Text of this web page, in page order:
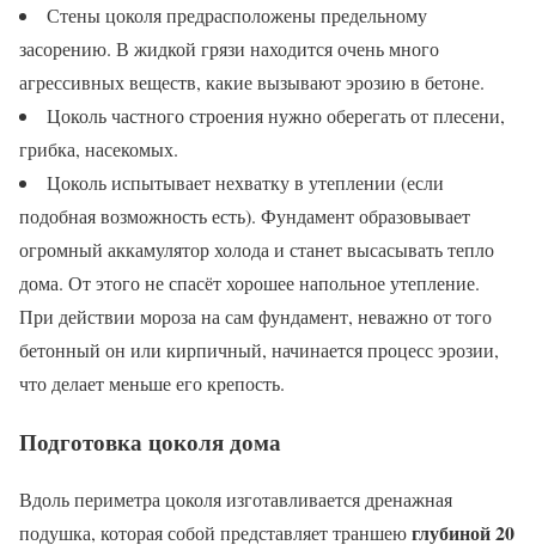
Стены цоколя предрасположены предельному
засорению. В жидкой грязи находится очень много
агрессивных веществ, какие вызывают эрозию в бетоне.
Цоколь частного строения нужно оберегать от плесени,
грибка, насекомых.
Цоколь испытывает нехватку в утеплении (если
подобная возможность есть). Фундамент образовывает
огромный аккамулятор холода и станет высасывать тепло
дома. От этого не спасёт хорошее напольное утепление.
При действии мороза на сам фундамент, неважно от того
бетонный он или кирпичный, начинается процесс эрозии,
что делает меньше его крепость.
Подготовка цоколя дома
Вдоль периметра цоколя изготавливается дренажная
подушка, которая собой представляет траншеюглубиной 20